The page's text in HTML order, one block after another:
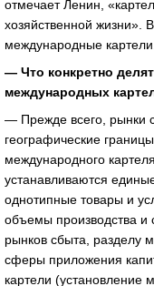
отмечает Ленин,
хозяйственной жизни».
международные картели.
— Что конкретно
международных
— Прежде всего, рынки
географические
международного
устанавливаются
однотипные товары и
объемы производства и
рынков сбыта, разделу
сферы приложения
картели (установление